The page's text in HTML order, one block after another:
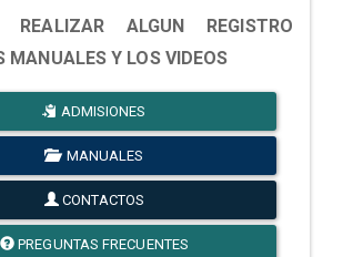
ALGUN REGISTRO
MANUALES Y LOS VIDEOS
ADMISIONES
MANUALES
CONTACTOS
PREGUNTAS FRECUENTES